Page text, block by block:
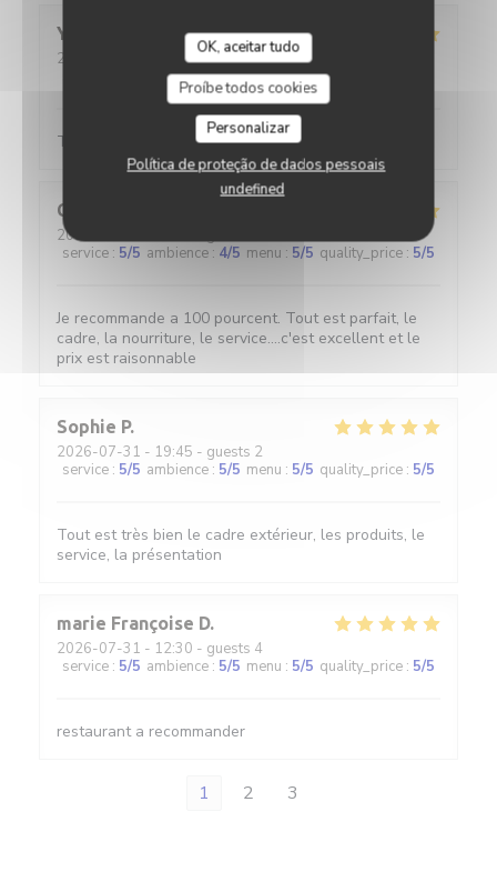
OK, aceitar tudo
Proíbe todos cookies
Personalizar
Política de proteção de dados pessoais
undefined
Yann
2026-08-01
- 20:45 - guests 2
ambience:5/5 menu:5/5 quality_price
Toujours au top
Cécile
2026-07-30
service : 5/5 ambience : 4/5 menu : 5/5 quality_price : 5/5
Je recommande a 100 pourcent. Tout est parfait, le
cadre, la nourriture, le service....c'est excellent et le
prix est raisonnable
Sophie P
2026-07-31 - 19:45 - guests 2
service : 5/5 ambience : 5/5 menu : 5/5 quality_price : 5/5
Tout est très bien le cadre extérieur, les produits, le
service, la présentation
marie Françoise D
2026-07-31 - 12:30 - guests 4
service : 5/5 ambience : 5/5 menu : 5/5 quality_price : 5/5
restaurant a recommander
1 2 3